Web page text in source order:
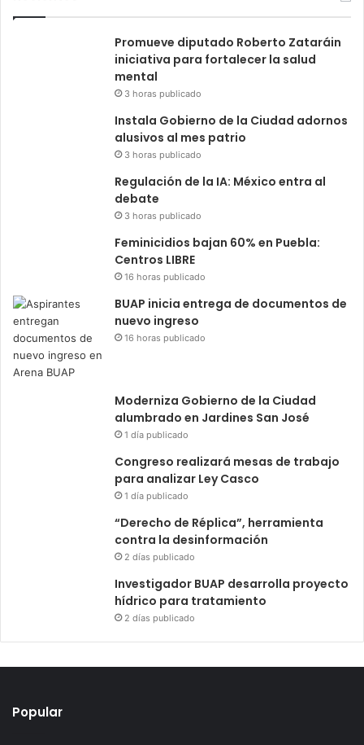
Promueve diputado Roberto Zataráin
iniciativa para fortalecer la salud
mental
3 horas publicado
Instala Gobierno de la Ciudad adornos
alusivos al mes patrio
3 horas publicado
Regulación de la IA: México entra al
debate
3 horas publicado
Feminicidios bajan 60% en Puebla:
Centros LIBRE
16 horas publicado
BUAP inicia entrega de documentos de
nuevo ingreso
16 horas publicado
Moderniza Gobierno de la Ciudad
alumbrado en Jardines San José
1 día publicado
Congreso realizará mesas de trabajo
para analizar Ley Casco
1 día publicado
“Derecho de Réplica”, herramienta
contra la desinformación
2 días publicado
Investigador BUAP desarrolla proyecto
hídrico para tratamiento
2 días publicado
Popular